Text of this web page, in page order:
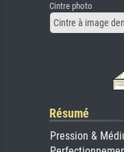
Cintre photo
Cintre à image
Résumé
Pression &